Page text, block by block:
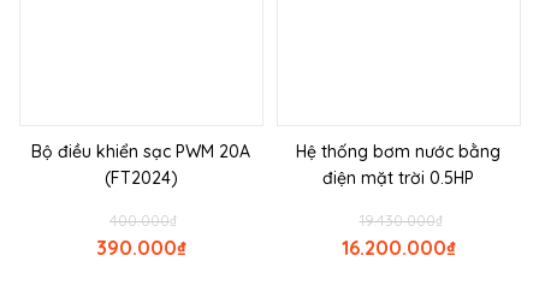
Bộ điều khiển sạc PWM 20A
(FT2024)
₫
400.000
₫
390.000
Hệ thống bơm nước bằng
điện mặt trời 0.5HP
₫
19.430.000
₫
16.200.000